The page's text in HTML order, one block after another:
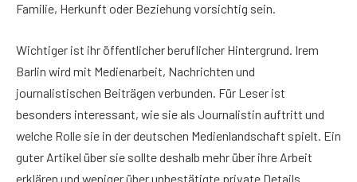
Familie, Herkunft oder Beziehung vorsichtig sein.
Wichtiger ist ihr öffentlicher beruflicher Hintergrund. Irem
Barlin wird mit Medienarbeit, Nachrichten und
journalistischen Beiträgen verbunden. Für Leser ist
besonders interessant, wie sie als Journalistin auftritt und
welche Rolle sie in der deutschen Medienlandschaft spielt. Ein
guter Artikel über sie sollte deshalb mehr über ihre Arbeit
erklären und weniger über unbestätigte private Details.